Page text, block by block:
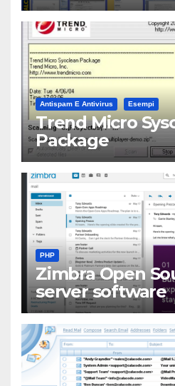
Antispam E Antivirus Esempi
Trend Micro
Package
PHP
Zimbra Open
server software